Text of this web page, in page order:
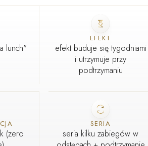
J'ADORE
naskórka — skóra zostaje
· WARSZAWA I KRAKÓW
lunch"
EFEKT
efekt buduje się tygodniami
i utrzymuje przy
podtrzymaniu
(zero
SERIA
seria kilku zabiegów w